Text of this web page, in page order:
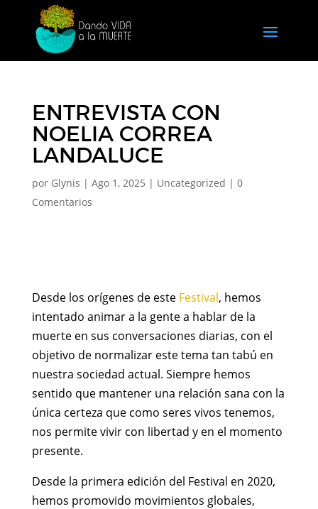
ENTREVISTA CON
NOELIA CORREA
LANDALUCE
por Glynis | Ago 1, 2025 | Uncategorized | 0
Comentarios
Desde los orígenes de este Festival, hemos
intentado animar a la gente a hablar de la
muerte en sus conversaciones diarias, con el
objetivo de normalizar este tema tan tabú en
nuestra sociedad actual. Siempre hemos
sentido que mantener una relación sana con la
única certeza que como seres vivos tenemos,
nos permite vivir con libertad y en el momento
presente.
Desde la primera edición del Festival en 2020,
hemos promovido movimientos globales,